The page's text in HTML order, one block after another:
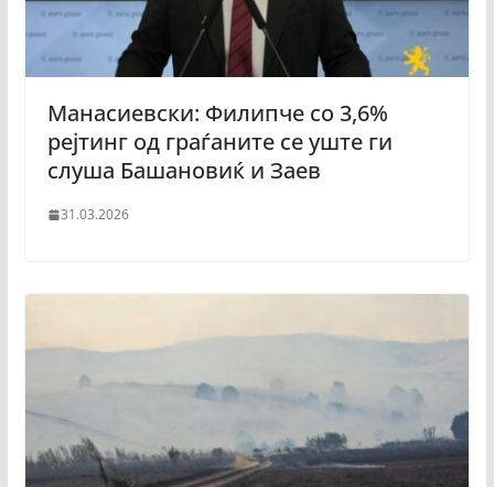
Манасиевски: Филипче со 3,6%
рејтинг од граѓаните се уште ги
слуша Башановиќ и Заев
31.03.2026